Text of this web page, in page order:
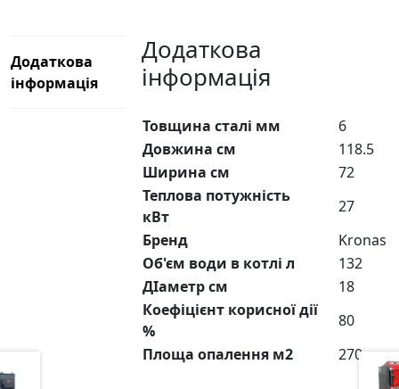
Додаткова
інформація
Додаткова
інформація
Товщина сталі мм
6
Довжина см
118.5
Ширина см
72
Теплова потужність
кВт
27
Бренд
Kronas
Об'єм води в котлі л
132
ДІаметр см
18
Коефіцієнт корисної дії
%
80
Площа опалення м2
270